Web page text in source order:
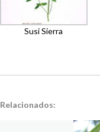
Susi Sierra
Relacionados: